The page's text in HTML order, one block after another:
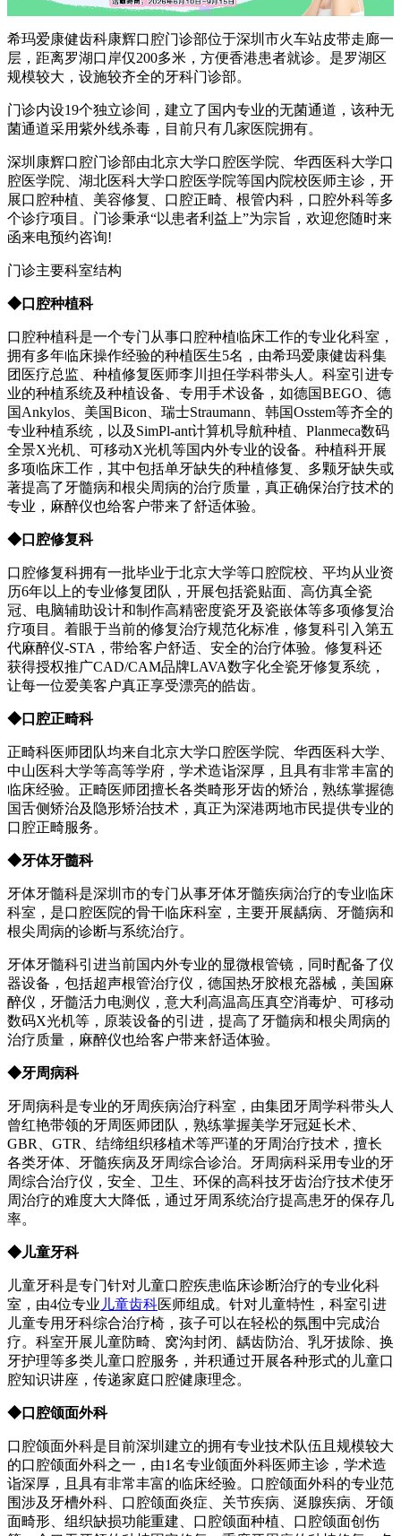
希玛爱康健齿科康辉口腔门诊部位于深圳市火车站皮带走廊一
层，距离罗湖口岸仅200多米，方便香港患者就诊。是罗湖区
规模较大，设施较齐全的牙科门诊部。
门诊内设19个独立诊间，建立了国内专业的无菌通道，该种无
菌通道采用紫外线杀毒，目前只有几家医院拥有。
深圳康辉口腔门诊部由北京大学口腔医学院、华西医科大学口
腔医学院、湖北医科大学口腔医学院等国内院校医师主诊，开
展口腔种植、美容修复、口腔正畸、根管内科，口腔外科等多
个诊疗项目。门诊秉承“以患者利益上”为宗旨，欢迎您随时来
函来电预约咨询!
门诊主要科室结构
◆口腔种植科
口腔种植科是一个专门从事口腔种植临床工作的专业化科室，
拥有多年临床操作经验的种植医生5名，由希玛爱康健齿科集
团医疗总监、种植修复医师李川担任学科带头人。科室引进专
业的种植系统及种植设备、专用手术设备，如德国BEGO、德
国Ankylos、美国Bicon、瑞士Straumann、韩国Osstem等齐全的
专业种植系统，以及SimPl-ant计算机导航种植、Planmeca数码
全景X光机、可移动X光机等国内外专业的设备。种植科开展
多项临床工作，其中包括单牙缺失的种植修复、多颗牙缺失或
著提高了牙髓病和根尖周病的治疗质量，真正确保治疗技术的
专业，麻醉仪也给客户带来了舒适体验。
◆口腔修复科
口腔修复科拥有一批毕业于北京大学等口腔院校、平均从业资
历6年以上的专业修复团队，开展包括瓷贴面、高仿真全瓷
冠、电脑辅助设计和制作高精密度瓷牙及瓷嵌体等多项修复治
疗项目。着眼于当前的修复治疗规范化标准，修复科引入第五
代麻醉仪-STA，带给客户舒适、安全的治疗体验。修复科还
获得授权推广CAD/CAM品牌LAVA数字化全瓷牙修复系统，
让每一位爱美客户真正享受漂亮的皓齿。
◆口腔正畸科
正畸科医师团队均来自北京大学口腔医学院、华西医科大学、
中山医科大学等高等学府，学术造诣深厚，且具有非常丰富的
临床经验。正畸医师团擅长各类畸形牙齿的矫治，熟练掌握德
国舌侧矫治及隐形矫治技术，真正为深港两地市民提供专业的
口腔正畸服务。
◆牙体牙髓科
牙体牙髓科是深圳市的专门从事牙体牙髓疾病治疗的专业临床
科室，是口腔医院的骨干临床科室，主要开展龋病、牙髓病和
根尖周病的诊断与系统治疗。
牙体牙髓科引进当前国内外专业的显微根管镜，同时配备了仪
器设备，包括超声根管治疗仪，德国热牙胶根充器械，美国麻
醉仪，牙髓活力电测仪，意大利高温高压真空消毒炉、可移动
数码X光机等，原装设备的引进，提高了牙髓病和根尖周病的
治疗质量，麻醉仪也给客户带来舒适体验。
◆牙周病科
牙周病科是专业的牙周疾病治疗科室，由集团牙周学科带头人
曾红艳带领的牙周医师团队，熟练掌握美学牙冠延长术、
GBR、GTR、结缔组织移植术等严谨的牙周治疗技术，擅长
各类牙体、牙髓疾病及牙周综合诊治。牙周病科采用专业的牙
周综合治疗仪，安全、卫生、环保的高科技牙齿治疗技术使牙
周治疗的难度大大降低，通过牙周系统治疗提高患牙的保存几
率。
◆儿童牙科
儿童牙科是专门针对儿童口腔疾患临床诊断治疗的专业化科
室，由4位专业 儿童齿科医师组成。针对儿童特性，科室引进
儿童专用牙科综合治疗椅，孩子可以在轻松的氛围中完成治
疗。科室开展儿童防畸、窝沟封闭、龋齿防治、乳牙拔除、换
牙护理等多类儿童口腔服务，并积通过开展各种形式的儿童口
腔知识讲座，传递家庭口腔健康理念。
◆口腔颌面外科
口腔颌面外科是目前深圳建立的拥有专业技术队伍且规模较大
的口腔颌面外科之一，由1名专业颌面外科医师主诊，学术造
诣深厚，且具有非常丰富的临床经验。口腔颌面外科的专业范
围涉及牙槽外科、口腔颌面炎症、关节疾病、涎腺疾病、牙颌
面畸形、组织缺损功能重建、口腔颌面种植、口腔颌面创伤